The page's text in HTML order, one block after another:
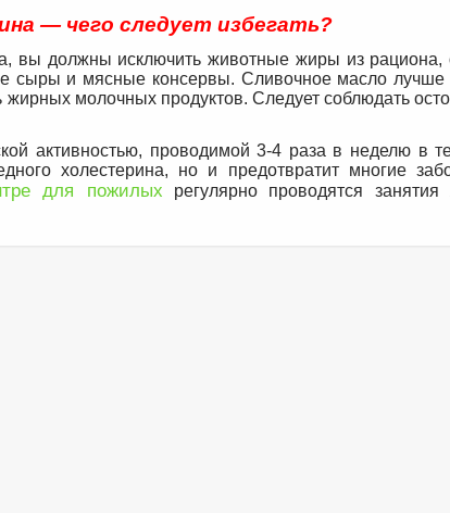
— чего следует избегать?
вы должны исключить животные жиры из рациона,
сыры и мясные консервы. Сливочное масло лучше
молочных продуктов. Следует соблюдать
активностью, проводимой 3-4 раза в неделю в
холестерина, но и предотвратит многие
для пожилых регулярно проводятся занятия